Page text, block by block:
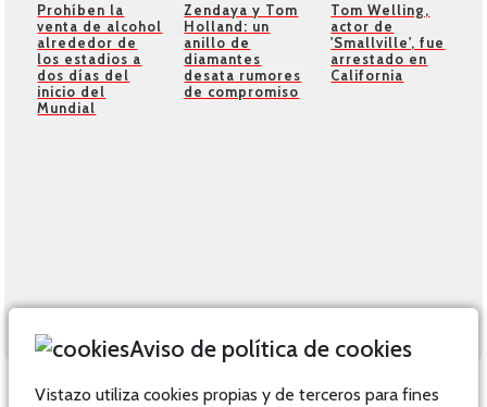
Prohíben la
venta de alcohol
alrededor de
los estadios a
dos días del
inicio del
Mundial
Zendaya y Tom
Holland: un
anillo de
diamantes
desata rumores
de compromiso
Tom Welling,
actor de
'Smallville', fue
arrestado en
California
Aviso de política de cookies
Vistazo utiliza cookies propias y de terceros para fines